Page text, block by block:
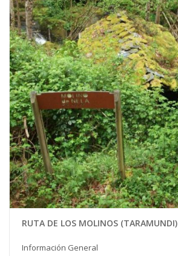
RUTA DE LOS MOLINOS (TARAMUNDI)
Información General